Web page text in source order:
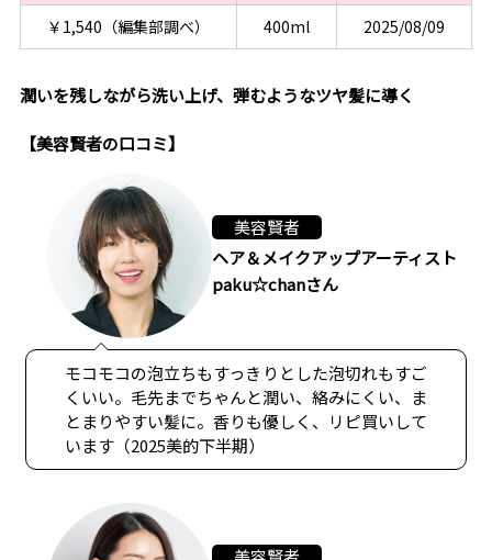
￥1,540（編集部調べ）
400ml 2025/08/09
潤いを残しながら洗い上げ、弾むようなツヤ髪に導く
【美容賢者の口コミ】
美容賢者
ヘア＆メイクアップアーティスト
paku☆chanさん
モコモコの泡立ちもすっきりとした泡切れもすご
くいい。毛先までちゃんと潤い、絡みにくい、ま
とまりやすい髪に。香りも優しく、リピ買いして
います（2025美的下半期）